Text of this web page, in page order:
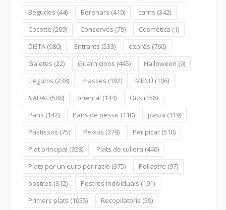
Begudes (44) Berenars (410) carns (342)
Cocotte (209) Conserves (79) Cosmètica (1)
DIETA (980) Entrants (533) exprés (766)
Galetes (22) Guarnicions (445) Halloween (9)
Llegums (238) masses (192) MENÚ (106)
NADAL (508) oriental (144) Ous (158)
Pans (142) Pans de pessic (110) pasta (119)
Pastissos (75) Peixos (379) Per picar (510)
Plat principal (928) Plats de cullera (446)
Plats per un euro per ració (375) Pollastre (97)
postres (312) Postres individuals (191)
Primers plats (1055) Recopilatoris (59)